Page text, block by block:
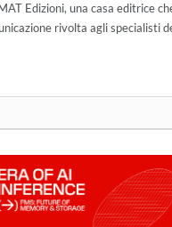
Edizioni, una casa editrice
rivolta agli specialisti